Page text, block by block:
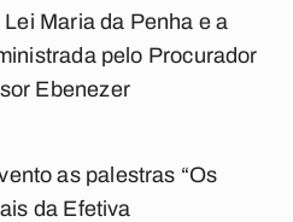
Maria da Penha e a
pelo Procurador
Ebenezer
as palestras “Os
da Efetiva